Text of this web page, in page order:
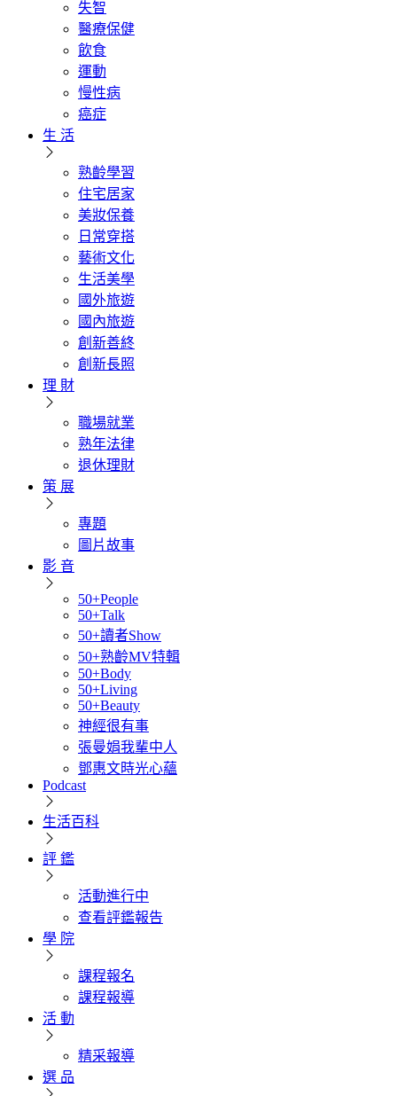
失智
醫療保健
飲食
運動
慢性病
癌症
生 活
熟齡學習
住宅居家
美妝保養
日常穿搭
藝術文化
生活美學
國外旅遊
國內旅遊
創新善終
創新長照
理 財
職場就業
熟年法律
退休理財
策 展
專題
圖片故事
影 音
50+People
50+Talk
50+讀者Show
50+熟齡MV特輯
50+Body
50+Living
50+Beauty
神經很有事
張曼娟我輩中人
鄧惠文時光心蘊
Podcast
生活百科
評 鑑
活動進行中
查看評鑑報告
學 院
課程報名
課程報導
活 動
精采報導
選 品